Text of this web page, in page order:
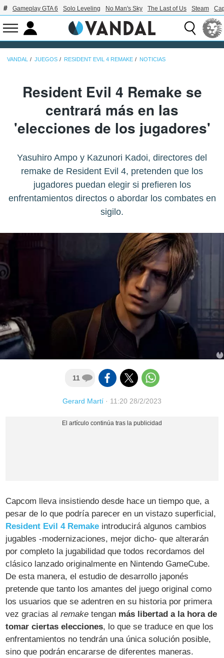
Gameplay GTA 6 Solo Leveling No Man's Sky The Last of Us Steam
VANDAL JUEGOS RESIDENT EVIL 4 REMAKE NOTICIAS
Resident Evil 4 Remake se
centrará más en las
'elecciones de los jugadores'
Yasuhiro Ampo y Kazunori Kadoi, directores del
remake de Resident Evil 4, pretenden que los
jugadores puedan elegir si prefieren los
enfrentamientos directos o abordar los combates en
sigilo.
11
Gerard Martí · 11:20 28/2/2023
Capcom lleva insistiendo desde hace un tiempo que, a
pesar de lo que podría parecer en un vistazo superficial,
Resident Evil 4 Remake introducirá algunos cambios
jugables -modernizaciones, mejor dicho- que alterarán
por completo la jugabilidad que todos recordamos del
clásico lanzado originalmente en Nintendo GameCube.
De esta manera, el estudio de desarrollo japonés
pretende que tanto los amantes del juego original como
los usuarios que se adentren en su historia por primera
vez gracias alremake tengan más libertad a la hora de
tomar ciertas elecciones, lo que se traduce en que los
enfrentamientos no tendrán una única solución posible,
sino que podrán encararse de diferentes maneras.